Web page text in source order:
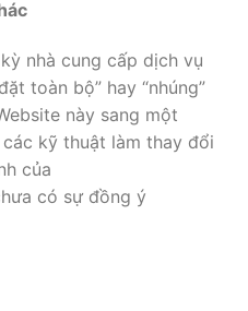
nhà cung cấp dịch vụ
toàn bộ” hay “nhúng”
này sang một
kỹ thuật làm thay đổi
của
có sự đồng ý